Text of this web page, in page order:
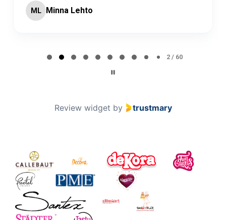
ML Minna Lehto
2 / 60
Review widget by trustmary